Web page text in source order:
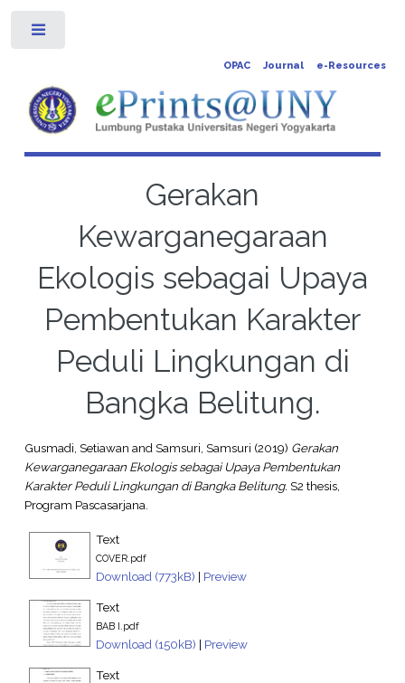
OPAC Journal e-Resources
Gerakan
Kewarganegaraan
Ekologis sebagai Upaya
Pembentukan Karakter
Peduli Lingkungan di
Bangka Belitung.
Gusmadi, Setiawan andSamsuri, Samsuri (2019) Gerakan
Kewarganegaraan Ekologis sebagai Upaya Pembentukan
Karakter Peduli Lingkungan di Bangka Belitung. S2 thesis,
Program Pascasarjana.
Text
COVER.pdf
Download (773kB) | Preview
Text
BAB I.pdf
Download (150kB) | Preview
Text